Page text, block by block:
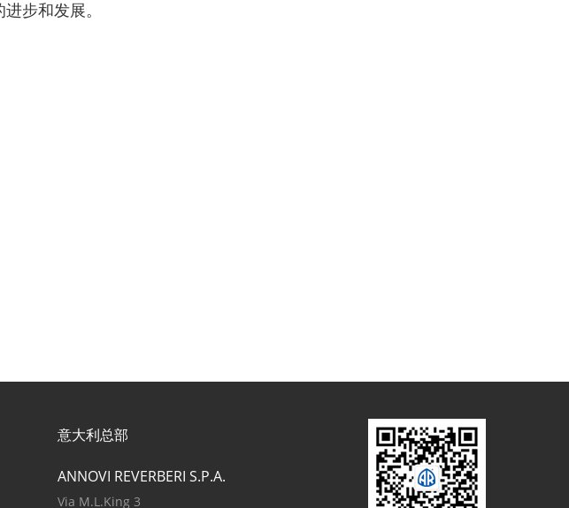
步和发展。
意大利总部
ANNOVI REVERBERI S.P.A.
Via M.L.King 3